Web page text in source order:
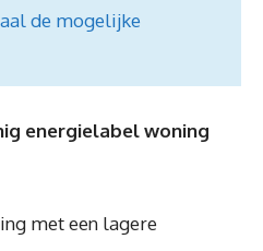
de mogelijke
energielabel woning
met een lagere